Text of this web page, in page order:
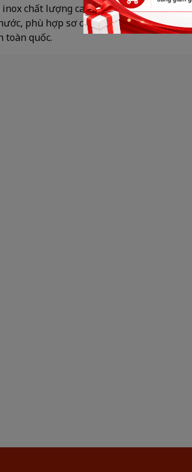
chất lượng cao, an toàn cho thực
phù hợp sơ chế, rửa rau củ, bảo
toàn quốc.